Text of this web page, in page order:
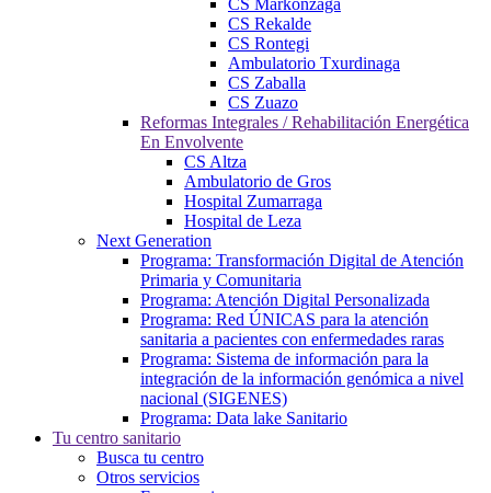
CS Markonzaga
CS Rekalde
CS Rontegi
Ambulatorio Txurdinaga
CS Zaballa
CS Zuazo
Reformas Integrales / Rehabilitación Energética
En Envolvente
CS Altza
Ambulatorio de Gros
Hospital Zumarraga
Hospital de Leza
Next Generation
Programa: Transformación Digital de Atención
Primaria y Comunitaria
Programa: Atención Digital Personalizada
Programa: Red ÚNICAS para la atención
sanitaria a pacientes con enfermedades raras
Programa: Sistema de información para la
integración de la información genómica a nivel
nacional (SIGENES)
Programa: Data lake Sanitario
Tu centro sanitario
Busca tu centro
Otros servicios